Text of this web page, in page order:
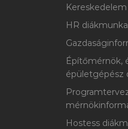
HR diákmunka
Építőmérnök,
épületgépész
Hostess